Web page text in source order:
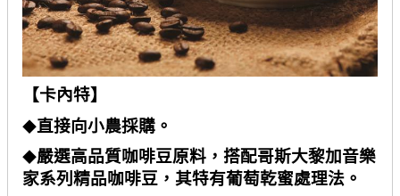
【卡內特】
◆直接向小農採購。
◆嚴選高品質咖啡豆原料，搭配哥斯大黎加音樂
家系列精品咖啡豆，其特有葡萄乾蜜處理法。